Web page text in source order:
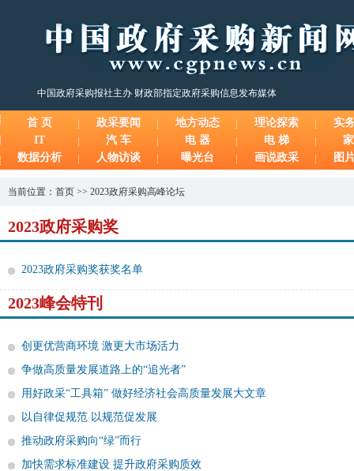
中国政府采购报社主办 财政部指定政府采购信息发布媒体
首 页 政采要闻 地方动态 理论探索
实
IT
汽 车 电 器 电 梯
数据分析
人物访谈 曝光台 画说政采 图
当前位置： 首页 >> 2023政府采购高峰论坛
2023政府采购奖
2023政府采购奖获奖名单
2023峰会特刊
创更优营商环境 激更大市场活力
争做高质量发展道路上的“追光者”
用好政采“工具箱” 做好经济社会高质量发展大文章
以自律促规范 以规范促发展
推动政府采购向“绿”而行
加快需求标准建设 提升政府采购质效